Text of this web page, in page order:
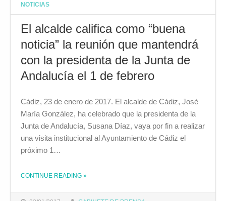
NOTICIAS
El alcalde califica como “buena
noticia” la reunión que mantendrá
con la presidenta de la Junta de
Andalucía el 1 de febrero
Cádiz, 23 de enero de 2017. El alcalde de Cádiz, José
María González, ha celebrado que la presidenta de la
Junta de Andalucía, Susana Díaz, vaya por fin a realizar
una visita institucional al Ayuntamiento de Cádiz el
próximo 1…
CONTINUE READING »